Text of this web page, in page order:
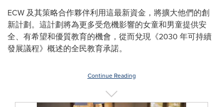
ECW 及其策略合作夥伴利用這最新資金，將擴大他們的創
新計劃。這計劃將為更多受危機影響的女童和男童提供安
全、有希望和優質教育的機會，從而兌現《2030 年可持續
發展議程》概述的全民教育承諾。
Continue Reading